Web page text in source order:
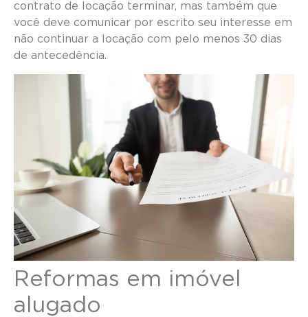
contrato de locação terminar, mas também que
você deve comunicar por escrito seu interesse em
não continuar a locação com pelo menos 30 dias
de antecedência.
Reformas em imóvel
alugado